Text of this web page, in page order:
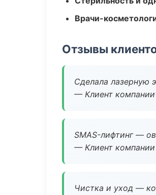
Врачи-
Отзывы
Сделала лазерную
— Клиент компании
SMAS-лифтинг —
— Клиент компании
Чистка и уход —